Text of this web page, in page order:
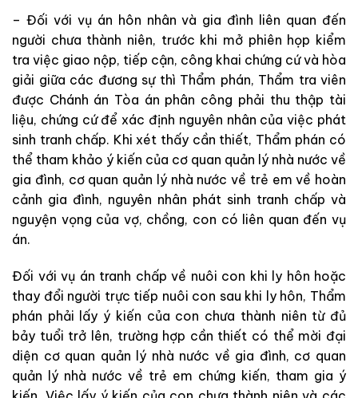
– Đối với vụ án hôn nhân và gia đình liên quan đến
người chưa thành niên, trước khi mở phiên họp kiểm
tra việc giao nộp, tiếp cận, công khai chứng cứ và hòa
giải giữa các đương sự thì Thẩm phán, Thẩm tra viên
được Chánh án Tòa án phân công phải thu thập tài
liệu, chứng cứ để xác định nguyên nhân của việc phát
sinh tranh chấp. Khi xét thấy cần thiết, Thẩm phán có
thể tham khảo ý kiến của cơ quan quản lý nhà nước về
gia đình, cơ quan quản lý nhà nước về trẻ em về hoàn
cảnh gia đình, nguyên nhân phát sinh tranh chấp và
nguyện vọng của vợ, chồng, con có liên quan đến vụ
án.
Đối với vụ án tranh chấp về nuôi con khi ly hôn hoặc
thay đổi người trực tiếp nuôi con sau khi ly hôn, Thẩm
phán phải lấy ý kiến của con chưa thành niên từ đủ
bảy tuổi trở lên, trường hợp cần thiết có thể mời đại
diện cơ quan quản lý nhà nước về gia đình, cơ quan
quản lý nhà nước về trẻ em chứng kiến, tham gia ý